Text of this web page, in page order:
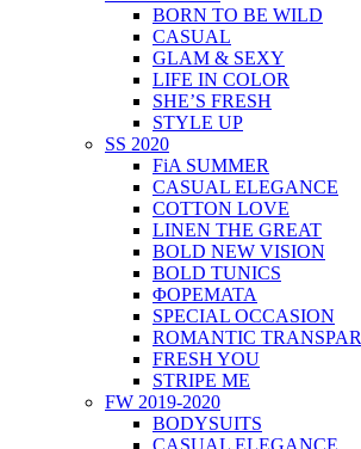
BORN TO BE WILD
CASUAL
GLAM & SEXY
LIFE IN COLOR
SHE’S FRESH
STYLE UP
SS 2020
FiA SUMMER
CASUAL ELEGANCE
COTTON LOVE
LINEN THE GREAT
BOLD NEW VISION
BOLD TUNICS
ΦΟΡΕΜΑΤΑ
SPECIAL OCCASION
ROMANTIC
FRESH YOU
STRIPE ME
FW 2019-2020
BODYSUITS
CASUAL ELEGANCE